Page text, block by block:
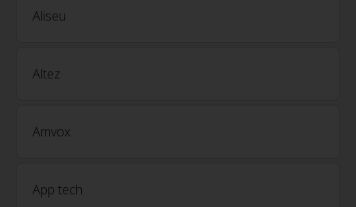
Aliseu
Altez
Amvox
App tech